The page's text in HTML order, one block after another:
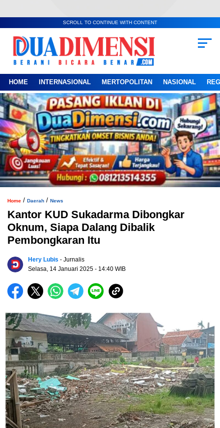
SCROLL TO CONTINUE WITH CONTENT
HOME INTERNASIONAL MERTOPOLITAN NASIONAL
Home / Daerah / News
Kantor KUD Sukadarma Dibongkar
Oknum, Siapa Dalang Dibalik
Pembongkaran Itu
Hery Lubis - Jurnalis
Selasa, 14 Januari 2025 - 14:40 WIB